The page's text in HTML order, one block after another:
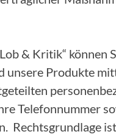
& Kritik“ können
unsere Produkte
Telefonnummer
Rechtsgrundlage